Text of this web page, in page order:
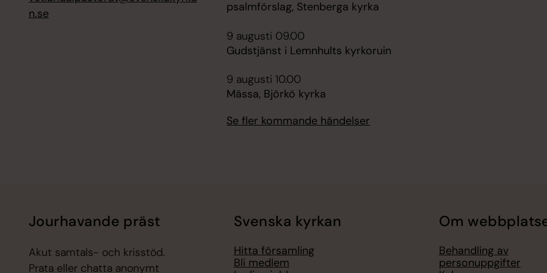
n.se
psalmförslag, Stenberga kyrka
9 augusti 09.00
Gudstjänst i Lemnhults kyrkoruin
9 augusti 10.00
Mässa, Björkö kyrka
Se fler kommande händelser
Jourhavande präst
Akut samtals- och krisstöd.
Prata eller chatta anonymt
Svenska kyrkan
Hitta församling
Bli medlem
Om
Behandling av
personuppgifter